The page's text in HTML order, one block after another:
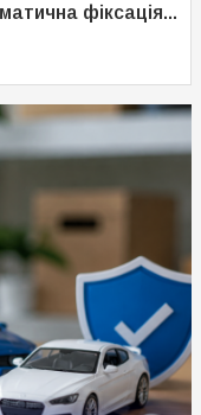
фіксація...